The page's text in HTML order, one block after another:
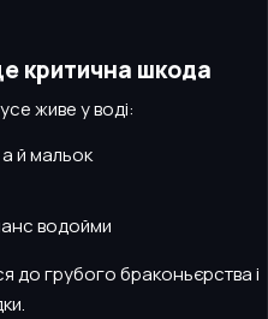
критична шкода
живе у воді:
й мальок
водойми
до грубого браконьєрства і